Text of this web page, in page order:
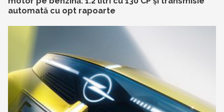
automată cu opt rapoarte